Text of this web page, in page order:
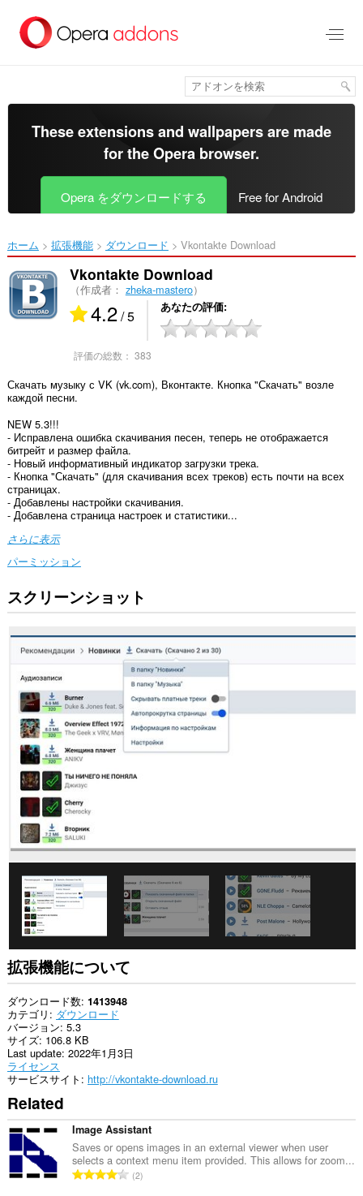
メ
ツ
移
These extensions and wallpapers are made
for theOpera browser.
Opera をダウンロードする Free for Android
ホーム 拡張機能 ダウンロード Vkontakte Download‎
Vkontakte Download
（作成者： zheka-mastero）
4.2/ 5 あなたの評価
評価の総数： 383
Скачать музыку с VK (vk.com), Вконтакте. Кнопка "Скачать" возле
каждой песни.
NEW 5.3!!!
- Исправлена ошибка скачивания песен, теперь не отображается
битрейт и размер файла.
- Новый информативный индикатор загрузки трека.
- Кнопка "Скачать" (для скачивания всех треков) есть почти на всех
страницах.
- Добавлены настройки скачивания.
- Добавлена страница настроек и статистики...
さらに表示
パーミッション
こ
の
張
セ
す。
こ
の
拡
張
機
能
は、
タ
ブ
お
よ
び
ブ
ラ
ウ
ン
ア
スクリーンショット
拡張機能について
ダウンロード数 1413948
カテゴリ
ダウンロード
バージョン 5.3
サイズ 106.8 KB
Last update 2022年1月3日
ライセンス
サービスサイト http://vkontakte-download.ru
Related
Image Assistant
Saves or opens images in an external viewer when user
selects a context menu item provided. This allows for zoom...
評
2